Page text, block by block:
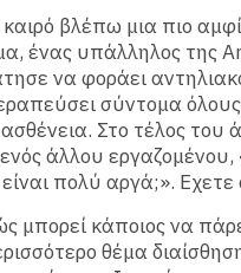
βλέπω μια πιο
ένας υπάλληλος της
να φοράει
σύντομα
Στο τέλος του
άλλου
πολύ αργά;».
μπορεί κάποιος να
θέμα